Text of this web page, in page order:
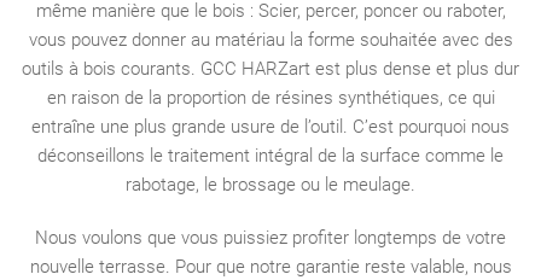
même manière que le bois : Scier, percer, poncer ou raboter,
vous pouvez donner au matériau la forme souhaitée avec des
outils à bois courants. GCC HARZart est plus dense et plus dur
en raison de la proportion de résines synthétiques, ce qui
entraîne une plus grande usure de l’outil. C’est pourquoi nous
déconseillons le traitement intégral de la surface comme le
rabotage, le brossage ou le meulage.
Nous voulons que vous puissiez profiter longtemps de votre
nouvelle terrasse. Pour que notre garantie reste valable, nous